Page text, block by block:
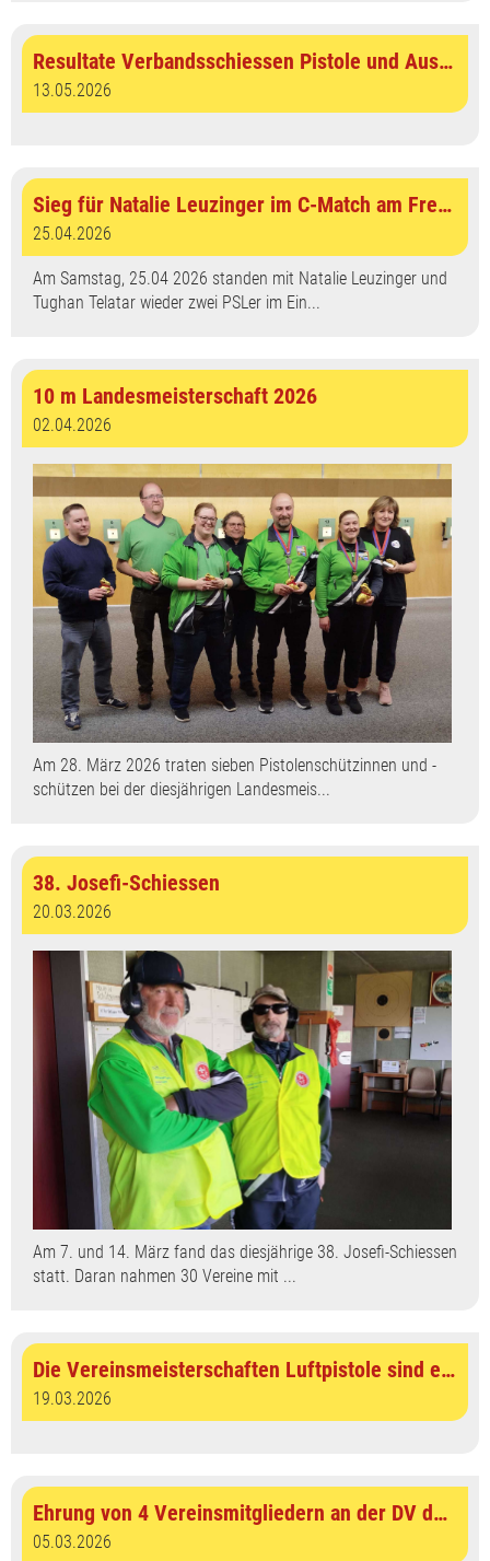
Resultate Verbandsschiessen Pistole und Auslosung Cup
13.05.2026
Sieg für Natalie Leuzinger im C-Match am Freundschaftsmatch See - SO - SG - AG
25.04.2026
Am Samstag, 25.04 2026 standen mit Natalie Leuzinger und
Tughan Telatar wieder zwei PSLer im Ein...
10 m Landesmeisterschaft 2026
02.04.2026
Am 28. März 2026 traten sieben Pistolenschützinnen und -
schützen bei der diesjährigen Landesmeis...
38. Josefi-Schiessen
20.03.2026
Am 7. und 14. März fand das diesjährige 38. Josefi-Schiessen
statt. Daran nahmen 30 Vereine mit ...
Die Vereinsmeisterschaften Luftpistole sind entschieden
19.03.2026
Ehrung von 4 Vereinsmitgliedern an der DV des Bezirks Werdenberg
05.03.2026